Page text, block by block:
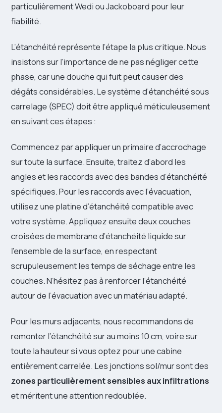
particulièrement Wedi ou Jackoboard pour leur
fiabilité.
L’étanchéité représente l’étape la plus critique. Nous
insistons sur l’importance de ne pas négliger cette
phase, car une douche qui fuit peut causer des
dégâts considérables. Le système d’étanchéité sous
carrelage (SPEC) doit être appliqué méticuleusement
en suivant ces étapes :
Commencez par appliquer un primaire d’accrochage
sur toute la surface. Ensuite, traitez d’abord les
angles et les raccords avec des bandes d’étanchéité
spécifiques. Pour les raccords avec l’évacuation,
utilisez une platine d’étanchéité compatible avec
votre système. Appliquez ensuite deux couches
croisées de membrane d’étanchéité liquide sur
l’ensemble de la surface, en respectant
scrupuleusement les temps de séchage entre les
couches. N’hésitez pas à renforcer l’étanchéité
autour de l’évacuation avec un matériau adapté.
Pour les murs adjacents, nous recommandons de
remonter l’étanchéité sur au moins 10 cm, voire sur
toute la hauteur si vous optez pour une cabine
entièrement carrelée. Les jonctions sol/mur sont des
zones particulièrement sensibles aux infiltrations
et méritent une attention redoublée.